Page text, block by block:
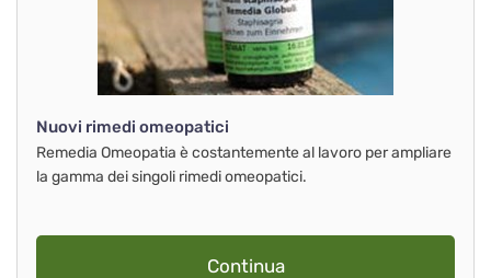
Nuovi rimedi omeopatici
Remedia Omeopatia è costantemente al lavoro per ampliare
la gamma dei singoli rimedi omeopatici.
Continua